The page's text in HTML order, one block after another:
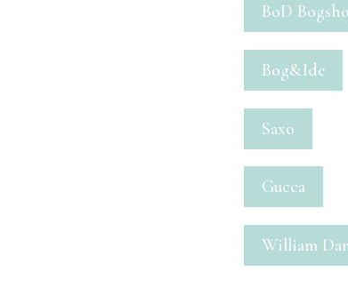
BoD
Bog&Ide
Saxo
Gucca
William